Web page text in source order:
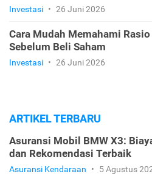
Investasi • 26 Juni 2026
Cara Mudah Memahami
Sebelum Beli Saham
Investasi • 26 Juni 2026
ARTIKEL TERBARU
Asuransi Mobil BMW X3:
dan Rekomendasi Terbaik
Asuransi Kendaraan • 5 Agustus